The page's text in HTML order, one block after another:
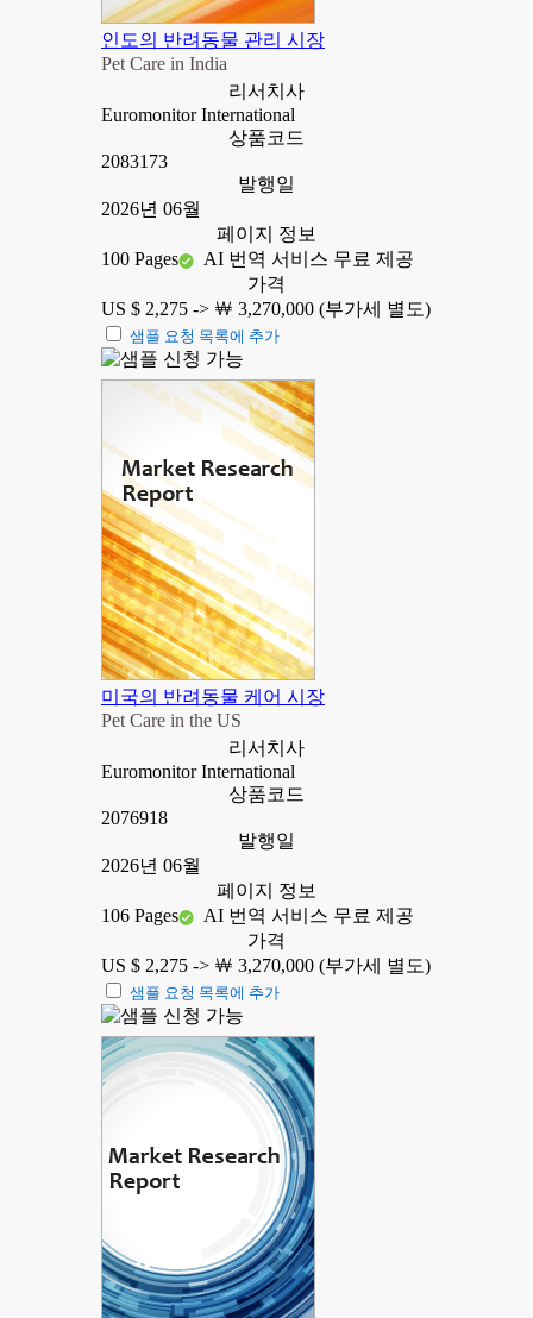
인도의 반려동물 관리 시장
Pet Care in India
리서치사
Euromonitor International
상품코드
2083173
발행일
2026년 06월
페이지 정보
100 Pages
AI 번역 서비스 무료 제공
가격
US $ 2,275 -> ￦ 3,270,000 (부가세 별도)
샘플 요청 목록에 추가
미국의 반려동물 케어 시장
Pet Care in the US
리서치사
Euromonitor International
상품코드
2076918
발행일
2026년 06월
페이지 정보
106 Pages
AI 번역 서비스 무료 제공
가격
US $ 2,275 -> ￦ 3,270,000 (부가세 별도)
샘플 요청 목록에 추가